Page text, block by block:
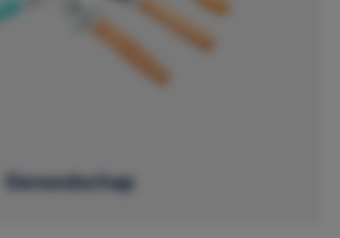
Gereedschap